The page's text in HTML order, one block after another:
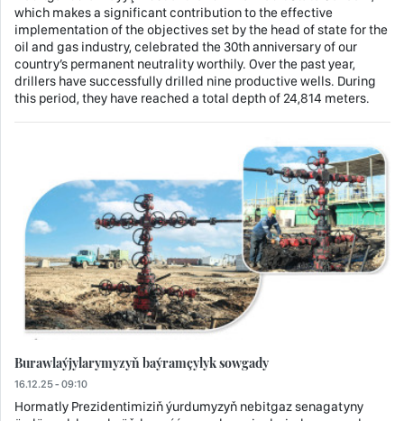
which makes a significant contribution to the effective
implementation of the objectives set by the head of state for the
oil and gas industry, celebrated the 30th anniversary of our
country’s permanent neutrality worthily. Over the past year,
drillers have successfully drilled nine productive wells. During
this period, they have reached a total depth of 24,814 meters.
Burawlaýjylarymyzyň baýramçylyk sowgady
16.12.25 - 09:10
Hormatly Prezidentimiziň ýurdumyzyň nebitgaz senagatyny